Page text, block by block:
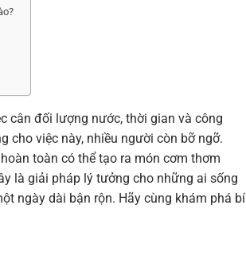
cân đối lượng nước, thời gian và công
cho việc này, nhiều người còn bỡ ngỡ.
toàn có thể tạo ra món cơm thơm
là giải pháp lý tưởng cho những ai sống
ngày dài bận rộn. Hãy cùng khám phá bí